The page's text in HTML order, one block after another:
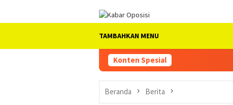
TAMBAHKAN MENU
Konten Spesial
Beranda Berita